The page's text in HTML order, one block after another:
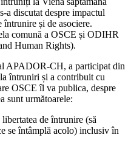
a discutat despre impactul
și de asociere.
comună a OSCE și ODIHR
Human Rights).
APADOR-CH, a participat din
întruniri și a contribuit cu
OSCE îl va publica, despre
sunt următoarele:
de întrunire (să
se întâmplă acolo) inclusiv în